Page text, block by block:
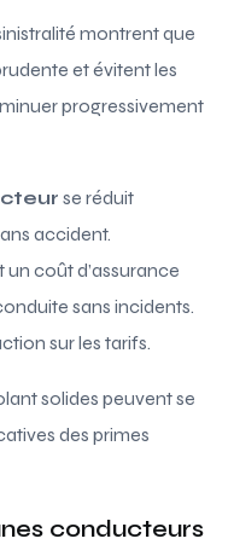
montrent que
et évitent les
progressivement
se réduit
accident.
coût d’assurance
sans incidents.
sur les tarifs.
solides peuvent se
des primes
conducteurs